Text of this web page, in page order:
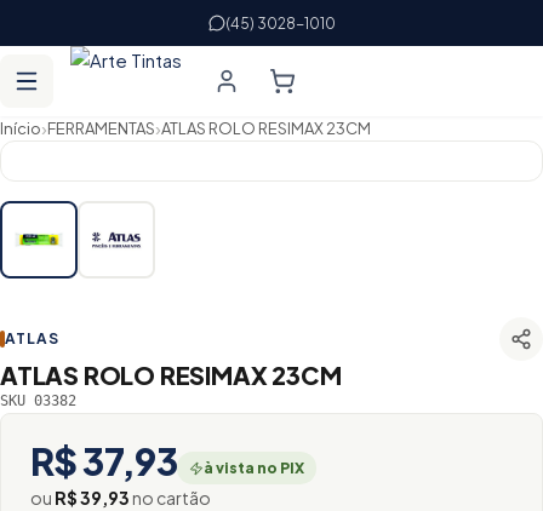
(45) 3028-1010
Início›FERRAMENTAS›ATLAS ROLO RESIMAX 23CM
ATLAS
ATLAS ROLO RESIMAX 23CM
SKU 03382
R$ 37,93 à vista no PIX
ou R$ 39,93no cartão